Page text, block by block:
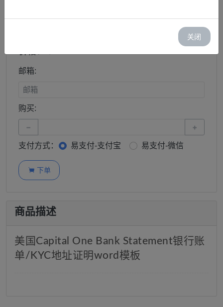
明word模板
邮箱:
购买:
− +
支付方式： 易支付-支付宝 易支付-微信
 下单
商品描述
美国Capital One Bank Statement银行账
单/KYC地址证明word模板
关闭